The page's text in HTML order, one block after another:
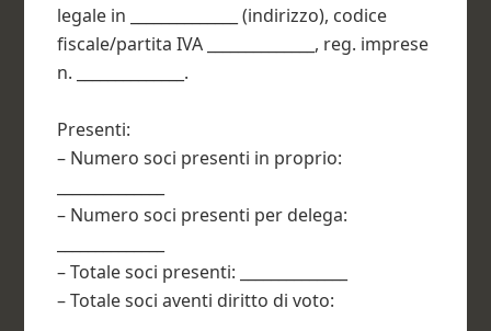
legale in ______________ (indirizzo), codice
fiscale/partita IVA ______________, reg. imprese
n. ______________.
Presenti:
– Numero soci presenti in proprio:
– Numero soci presenti per delega:
– Totale soci presenti: ______________
– Totale soci aventi diritto di voto: